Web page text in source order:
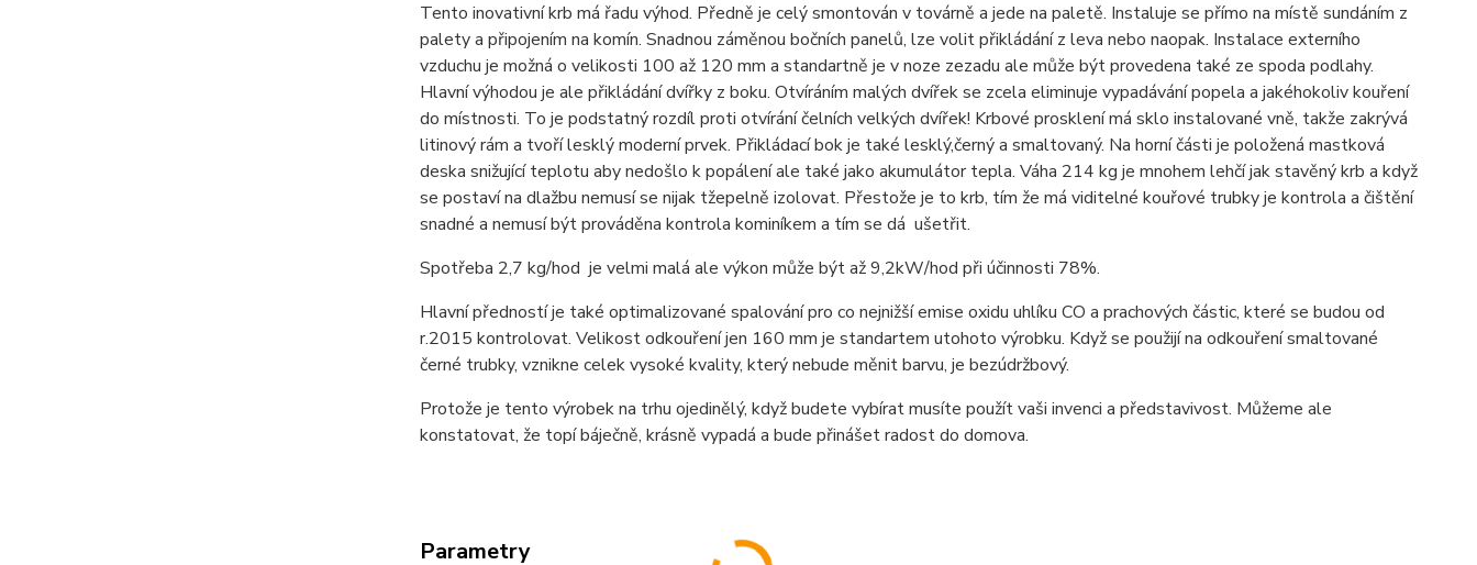
Tento inovativní krb má řadu výhod. Předně je celý smontován v továrně a jede na paletě. Instaluje se přímo na místě sundáním z
palety a připojením na komín. Snadnou záměnou bočních panelů, lze volit přikládání z leva nebo naopak. Instalace externího
vzduchu je možná o velikosti 100 až 120 mm a standartně je v noze zezadu ale může být provedena také ze spoda podlahy.
Hlavní výhodou je ale přikládání dvířky z boku. Otvíráním malých dvířek se zcela eliminuje vypadávání popela a jakéhokoliv kouření
do místnosti. To je podstatný rozdíl proti otvírání čelních velkých dvířek! Krbové prosklení má sklo instalované vně, takže zakrývá
litinový rám a tvoří lesklý moderní prvek. Přikládací bok je také lesklý,černý a smaltovaný. Na horní části je položená mastková
deska snižující teplotu aby nedošlo k popálení ale také jako akumulátor tepla. Váha 214 kg je mnohem lehčí jak stavěný krb a když
se postaví na dlažbu nemusí se nijak tžepelně izolovat. Přestože je to krb, tím že má viditelné kouřové trubky je kontrola a čištění
snadné a nemusí být prováděna kontrola kominíkem a tím se dá ušetřit.
Spotřeba 2,7 kg/hod je velmi malá ale výkon může být až 9,2kW/hod při účinnosti 78%.
Hlavní předností je také optimalizované spalování pro co nejnižší emise oxidu uhlíku CO a prachových částic, které se budou od
r.2015 kontrolovat. Velikost odkouření jen 160 mm je standartem utohoto výrobku. Když se použijí na odkouření smaltované
černé trubky, vznikne celek vysoké kvality, který nebude měnit barvu, je bezúdržbový.
Protože je tento výrobek na trhu ojedinělý, když budete vybírat musíte použít vaši invenci a představivost. Můžeme ale
konstatovat, že topí báječně, krásně vypadá a bude přinášet radost do domova.
Parametry